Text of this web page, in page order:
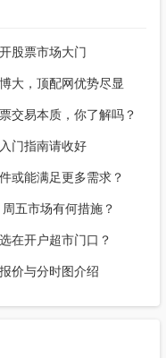
股票市场大门
大，顶配网优势尽显
交易本质，你了解吗？
门指南请收好
或能满足更多需求？
五市场有何措施？
在开户超市门口？
价与分时图介绍